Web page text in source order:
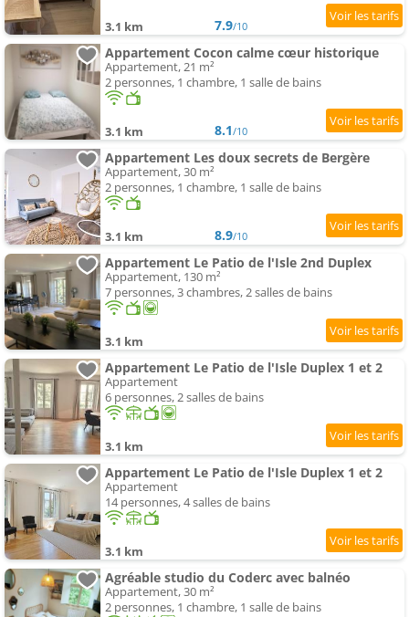
3.1 km 7.9/10
Appartement Cocon calme cœur historique
Appartement, 21 m²
2 personnes, 1 chambre, 1 salle de bains
3.1 km 8.1/10
Appartement Les doux secrets de Bergère
Appartement, 30 m²
2 personnes, 1 chambre, 1 salle de bains
3.1 km 8.9/10
Appartement Le Patio de l'Isle 2nd Duplex
Appartement, 130 m²
7 personnes, 3 chambres, 2 salles de bains
3.1 km
Appartement Le Patio de l'Isle Duplex 1 et 2
Appartement
6 personnes, 2 salles de bains
3.1 km
Appartement Le Patio de l'Isle Duplex 1 et 2
Appartement
14 personnes, 4 salles de bains
3.1 km
Agréable studio du Coderc avec balnéo
Appartement, 30 m²
2 personnes, 1 chambre, 1 salle de bains